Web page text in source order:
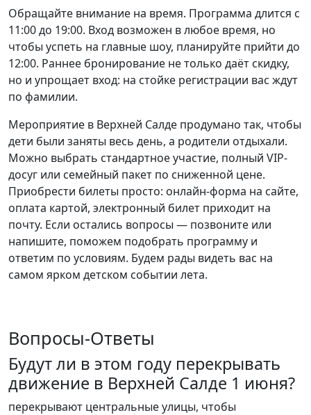
Обращайте внимание на время. Программа длится с
11:00 до 19:00. Вход возможен в любое время, но
чтобы успеть на главные шоу, планируйте прийти до
12:00. Раннее бронирование не только даёт скидку,
но и упрощает вход: на стойке регистрации вас ждут
по фамилии.
Мероприятие в Верхней Салде продумано так, чтобы
дети были заняты весь день, а родители отдыхали.
Можно выбрать стандартное участие, полный VIP-
досуг или семейный пакет по сниженной цене.
Приобрести билеты просто: онлайн-форма на сайте,
оплата картой, электронный билет приходит на
почту. Если остались вопросы — позвоните или
напишите, поможем подобрать программу и
ответим по условиям. Будем рады видеть вас на
самом ярком детском событии лета.
Вопросы-Ответы
Будут ли в этом году перекрывать
движение в Верхней Салде 1 июня?
перекрывают центральные улицы, чтобы